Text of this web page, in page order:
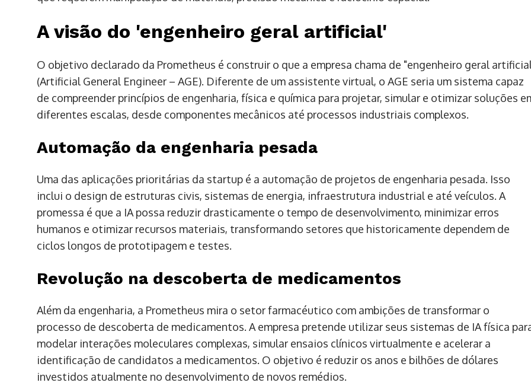
A visão do 'engenheiro geral artificial'
O objetivo declarado da Prometheus é construir o que a empresa chama de "engenheiro geral
(Artificial General Engineer – AGE). Diferente de um assistente virtual, o AGE seria um sistema capaz
de compreender princípios de engenharia, física e química para projetar, simular e otimizar soluções
diferentes escalas, desde componentes mecânicos até processos industriais complexos.
Automação da engenharia pesada
Uma das aplicações prioritárias da startup é a automação de projetos de engenharia pesada. Isso
inclui o design de estruturas civis, sistemas de energia, infraestrutura industrial e até veículos. A
promessa é que a IA possa reduzir drasticamente o tempo de desenvolvimento, minimizar erros
humanos e otimizar recursos materiais, transformando setores que historicamente dependem de
ciclos longos de prototipagem e testes.
Revolução na descoberta de medicamentos
Além da engenharia, a Prometheus mira o setor farmacéutico com ambições de transformar o
processo de descoberta de medicamentos. A empresa pretende utilizar seus sistemas de IA física
modelar interações moleculares complexas, simular ensaios clínicos virtualmente e acelerar a
identificação de candidatos a medicamentos. O objetivo é reduzir os anos e bilhões de dólares
investidos atualmente no desenvolvimento de novos remédios.